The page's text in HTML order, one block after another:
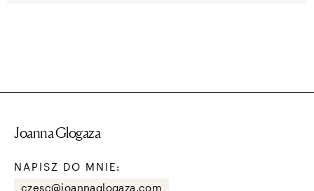
Joanna Glogaza
NAPISZ DO MNIE:
czesc@joannaglogaza.com